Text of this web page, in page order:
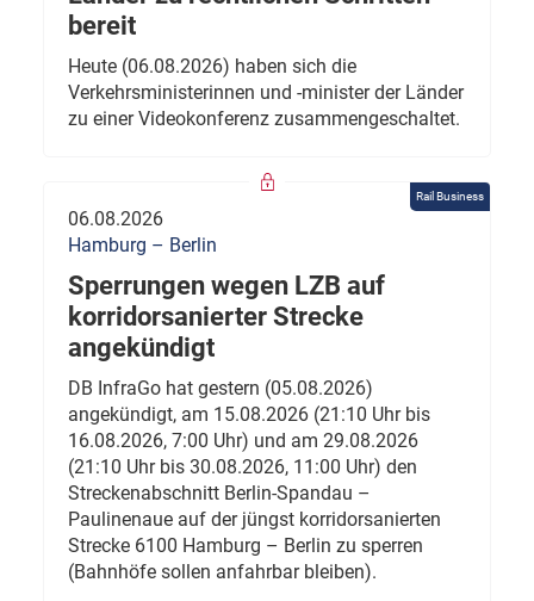
bereit
Heute (06.08.2026) haben sich die
Verkehrsministerinnen und -minister der Länder
zu einer Videokonferenz zusammengeschaltet.
Rail Business
06.08.2026
Hamburg – Berlin
Sperrungen wegen LZB auf
korridorsanierter Strecke
angekündigt
DB InfraGo hat gestern (05.08.2026)
angekündigt, am 15.08.2026 (21:10 Uhr bis
16.08.2026, 7:00 Uhr) und am 29.08.2026
(21:10 Uhr bis 30.08.2026, 11:00 Uhr) den
Streckenabschnitt Berlin-Spandau –
Paulinenaue auf der jüngst korridorsanierten
Strecke 6100 Hamburg – Berlin zu sperren
(Bahnhöfe sollen anfahrbar bleiben).